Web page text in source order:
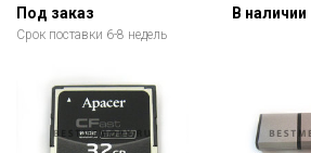
Под заказ
Срок поставки 6-8 недель
В наличии